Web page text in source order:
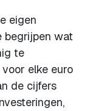
eigen
begrijpen wat
te
elke euro
de cijfers